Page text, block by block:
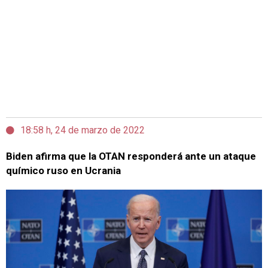
18:58 h, 24 de marzo de 2022
Biden afirma que la OTAN responderá ante un ataque
químico ruso en Ucrania